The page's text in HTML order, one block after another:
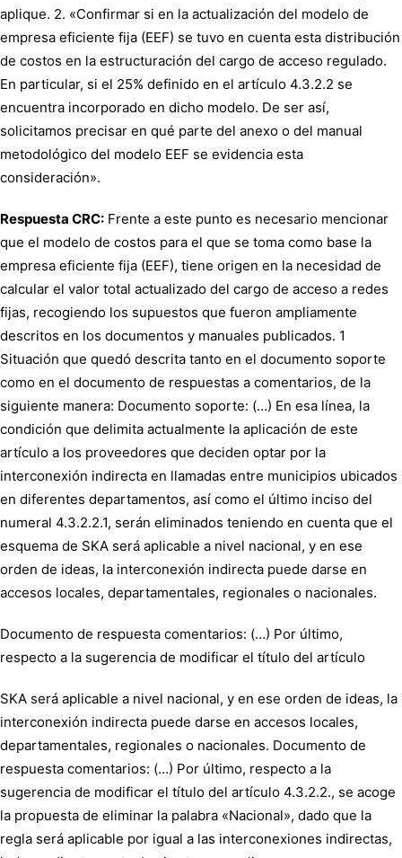
aplique. 2. «Confirmar si en la actualización del modelo de
empresa eficiente fija (EEF) se tuvo en cuenta esta distribución
de costos en la estructuración del cargo de acceso regulado.
En particular, si el 25% definido en el artículo 4.3.2.2 se
encuentra incorporado en dicho modelo. De ser así,
solicitamos precisar en qué parte del anexo o del manual
metodológico del modelo EEF se evidencia esta
consideración».
Respuesta CRC: Frente a este punto es necesario mencionar
que el modelo de costos para el que se toma como base la
empresa eficiente fija (EEF), tiene origen en la necesidad de
calcular el valor total actualizado del cargo de acceso a redes
fijas, recogiendo los supuestos que fueron ampliamente
descritos en los documentos y manuales publicados. 1
Situación que quedó descrita tanto en el documento soporte
como en el documento de respuestas a comentarios, de la
siguiente manera: Documento soporte: (…) En esa línea, la
condición que delimita actualmente la aplicación de este
artículo a los proveedores que deciden optar por la
interconexión indirecta en llamadas entre municipios ubicados
en diferentes departamentos, así como el último inciso del
numeral 4.3.2.2.1, serán eliminados teniendo en cuenta que el
esquema de SKA será aplicable a nivel nacional, y en ese
orden de ideas, la interconexión indirecta puede darse en
accesos locales, departamentales, regionales o nacionales.
Documento de respuesta comentarios: (…) Por último,
respecto a la sugerencia de modificar el título del artículo
SKA será aplicable a nivel nacional, y en ese orden de ideas, la
interconexión indirecta puede darse en accesos locales,
departamentales, regionales o nacionales. Documento de
respuesta comentarios: (…) Por último, respecto a la
sugerencia de modificar el título del artículo 4.3.2.2., se acoge
la propuesta de eliminar la palabra «Nacional», dado que la
regla será aplicable por igual a las interconexiones indirectas,